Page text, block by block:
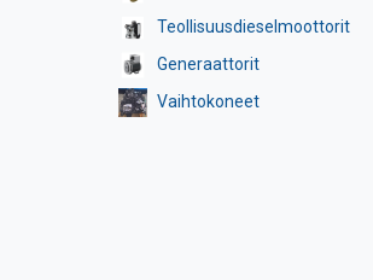
Teollisuusdieselmoottorit
Generaattorit
Vaihtokoneet